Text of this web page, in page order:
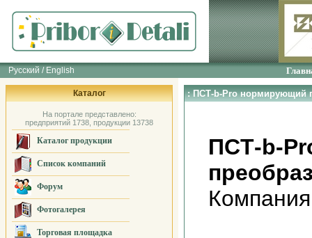
Русский / English
Каталог
На портале представлено:
предприятий 1738, продукции 13738
Каталог продукции
Список компаний
Форум
Фотогалерея
Торговая площадка
: ПCТ-b-Pro нормирующий
ПCТ-b-